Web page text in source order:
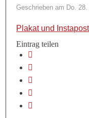
Geschrieben am Do.
Plakat und
Eintrag teilen